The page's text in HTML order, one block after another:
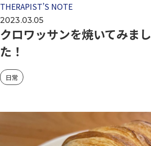
THERAPIST’S NOTE
2023.03.05
クロワッサンを焼いてみまし
た！
日常